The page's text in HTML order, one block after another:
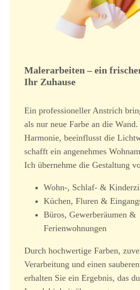
Malerarbeiten – ein
Ihr Zuhause
Ein professioneller Anstrich
als nur neue Farbe an die
Harmonie, beeinflusst die
schafft ein angenehmes
Ich übernehme die Gestaltung
Wohn-, Schlaf- &
Küchen, Fluren &
Büros, Gewerberäumen &
Ferienwohnungen
Durch hochwertige Farben,
Verarbeitung und einen
erhalten Sie ein Ergebnis, das